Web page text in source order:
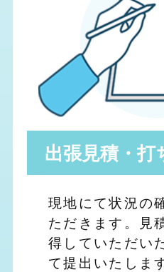
出張見積・
現地にて状況の
ただきます。見
得していただい
て提出いたしま